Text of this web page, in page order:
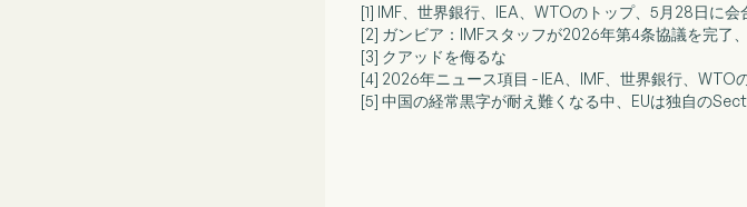
[1] IMF、世界銀行、IEA、WTOのトップ、5月28日に
[2] ガンビア：IMFスタッフが2026年第4条協議を完了
[3] クアッドを侮るな
[4] 2026年ニュース項目 - IEA、IMF、世界銀行、WTO
[5] 中国の経常黒字が耐え難くなる中、EUは独自の